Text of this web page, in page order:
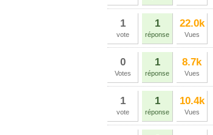
1
vote
1
réponse
22.0k
Vues
0
Votes
1
réponse
8.7k
Vues
1
vote
1
réponse
10.4k
Vues